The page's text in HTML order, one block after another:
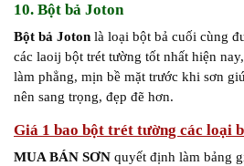
10. Bột bả Joton
Bột bả Joton là loại bột bả cuối cùng
các laoij bột trét tường tốt nhất hiện
làm phẳng, mịn bề mặt trước khi sơn
nên sang trọng, đẹp đẽ hơn.
Giá 1 bao bột trét tường các loại
MUA BÁN SƠN quyết định làm bảng